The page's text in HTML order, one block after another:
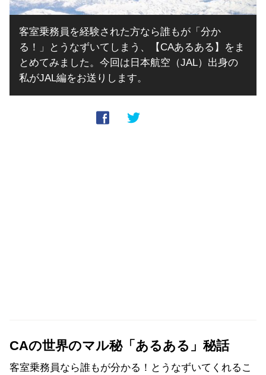
客室乗務員を経験された方なら誰もが「分か
る！」とうなずいてしまう、【CAあるある】をま
とめてみました。今回は日本航空（JAL）出身の
私がJAL編をお送りします。
CAの世界のマル秘「あるある」秘話
客室乗務員なら誰もが分かる！とうなずいてくれるこ